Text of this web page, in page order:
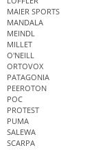
MAIER SPORTS
MANDALA
MEINDL
MILLET
O'NEILL
ORTOVOX
PATAGONIA
PEEROTON
POC
PROTEST
PUMA
SALEWA
SCARPA